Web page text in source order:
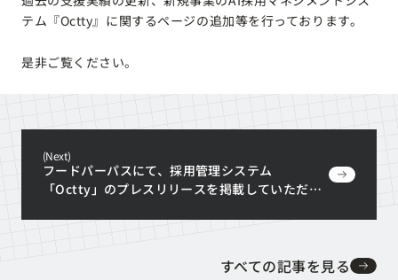
テム『Octty』に関するページの追加等を行っております。
是非ご覧ください。
(Next)
フードパーパスにて、採用管理システム
「Octty」のプレスリリースを掲載していただき
すべての記事を見る